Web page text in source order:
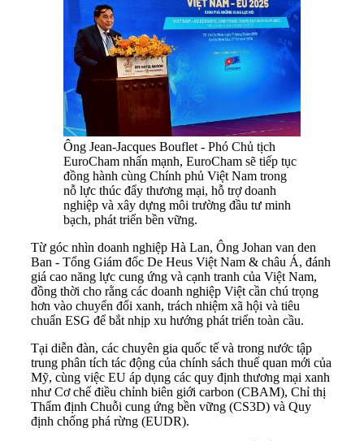
Ông Jean-Jacques Bouflet - Phó Chủ tịch
EuroCham nhấn mạnh, EuroCham sẽ tiếp tục
đồng hành cùng Chính phủ Việt Nam trong
nỗ lực thúc đẩy thương mại, hỗ trợ doanh
nghiệp và xây dựng môi trường đầu tư minh
bạch, phát triển bền vững.
Từ góc nhìn doanh nghiệp Hà Lan, Ông Johan van den
Ban - Tổng Giám đốc De Heus Việt Nam & châu Á, đánh
giá cao năng lực cung ứng và cạnh tranh của Việt Nam,
đồng thời cho rằng các doanh nghiệp Việt cần chú trọng
hơn vào chuyển đổi xanh, trách nhiệm xã hội và tiêu
chuẩn ESG để bắt nhịp xu hướng phát triển toàn cầu.
Tại diễn đàn, các chuyên gia quốc tế và trong nước tập
trung phân tích tác động của chính sách thuế quan mới của
Mỹ, cùng việc EU áp dụng các quy định thương mại xanh
như Cơ chế điều chỉnh biên giới carbon (CBAM), Chỉ thị
Thẩm định Chuỗi cung ứng bền vững (CS3D) và Quy
định chống phá rừng (EUDR).